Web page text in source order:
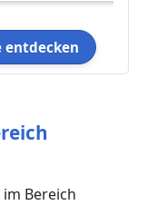
entdecken
Bereich